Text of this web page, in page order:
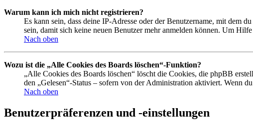
Warum kann ich mich nicht registrieren?
Es kann sein, dass deine IP-Adresse oder der Benutzername, mit dem
sein, damit sich keine neuen Benutzer mehr anmelden können. Um
Nach oben
Wozu ist die „Alle Cookies des Boards löschen“-Funktion?
„Alle Cookies des Boards löschen“ löscht die Cookies, die phpBB
den „Gelesen“-Status – sofern von der Administration aktiviert. Wenn
Nach oben
Benutzerpräferenzen und -einstellungen